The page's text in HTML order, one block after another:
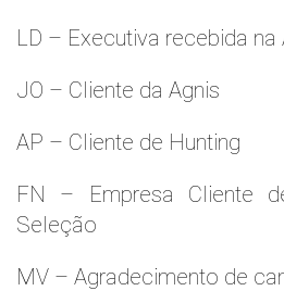
LD – Executiva recebida na
JO – Cliente da Agnis
AP – Cliente de Hunting
FN – Empresa Cliente
Seleção
MV – Agradecimento de